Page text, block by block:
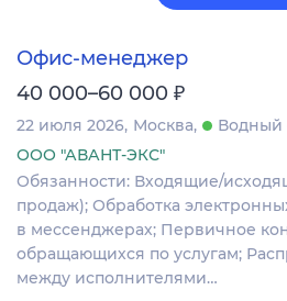
Офис-менеджер
40 000–60 000 ₽
22 июля 2026 Москва
Водный
ООО "АВАНТ-ЭКС"
Обязанности: Входящие/
продаж); Обработка
в мессенджерах; Первичное
обращающихся по услугам;
между исполнителями…